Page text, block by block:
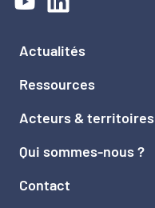
Actualités
Ressources
Acteurs & territoires
Qui sommes-nous ?
Contact